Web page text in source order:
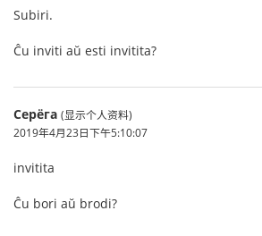
Subiri.
Ĉu inviti aŭ esti invitita?
Серёга (显示个人资料)
2019年4月23日下午5:10:07
invitita
Ĉu bori aŭ brodi?